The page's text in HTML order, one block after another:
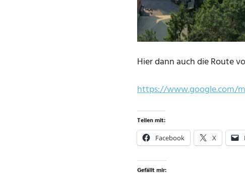
Hier dann auch die Route
https://www.google.com/
Teilen mit:
Facebook X
Gefällt mir: